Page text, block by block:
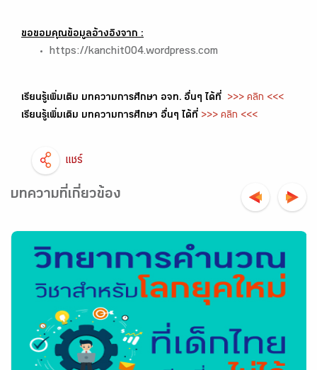
ขอขอบคุณข้อมูลอ้างอิงจาก :
https://kanchit004.wordpress.com
เรียนรู้เพิ่มเติม บทความการศึกษา อจท. อื่นๆ ได้ที่ >>> คลิก <<<
เรียนรู้เพิ่มเติม บทความการศึกษา อื่นๆ ได้ที่ >>> คลิก <<<
แชร์
บทความที่เกี่ยวข้อง